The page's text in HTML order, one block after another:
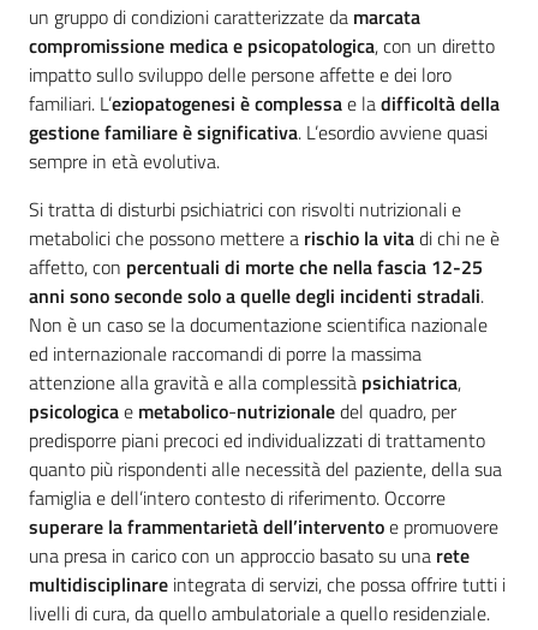
un gruppo di condizioni caratterizzate da marcata
compromissione medica e psicopatologica, con un diretto
impatto sullo sviluppo delle persone affette e dei loro
familiari. L’eziopatogenesi è complessae ladifficoltà della
gestione familiare è significativa. L’esordio avviene quasi
sempre in età evolutiva.
Si tratta di disturbi psichiatrici con risvolti nutrizionali e
metabolici che possono mettere a rischio la vitadi chi ne è
affetto, con percentuali di morte che nella fascia 12-25
anni sono seconde solo a quelle degli incidenti stradali.
Non è un caso se la documentazione scientifica nazionale
ed internazionale raccomandi di porre la massima
attenzione alla gravità e alla complessità psichiatrica,
psicologicae metabolico-nutrizionaledel quadro, per
predisporre piani precoci ed individualizzati di trattamento
quanto più rispondenti alle necessità del paziente, della sua
famiglia e dell’intero contesto di riferimento. Occorre
superare la frammentarietà dell’interventoe promuovere
una presa in carico con un approccio basato su una rete
multidisciplinare integrata di servizi, che possa offrire tutti i
livelli di cura, da quello ambulatoriale a quello residenziale.